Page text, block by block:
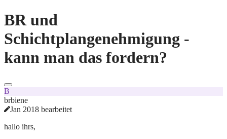
BR und
Schichtplangenehmigung -
kann man das fordern?
B
brbiene
Jan 2018 bearbeitet
hallo ihrs,